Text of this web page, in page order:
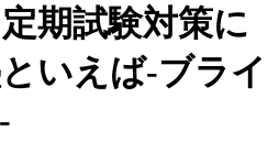
期試験対策に
いえば-ブライ